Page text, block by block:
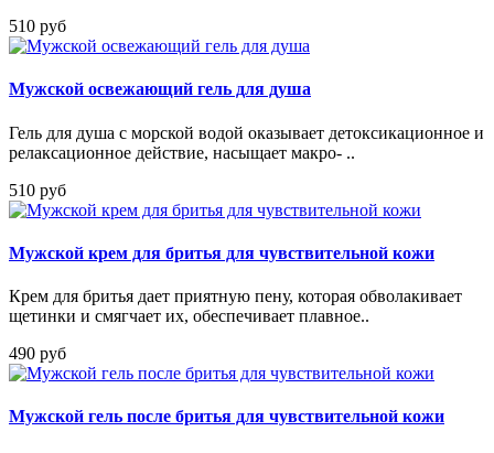
510 руб
Мужской освежающий гель для душа
Гель для душа с морской водой оказывает детоксикационное и
релаксационное действие, насыщает макро- ..
510 руб
Мужской крем для бритья для чувствительной кожи
Крем для бритья дает приятную пену, которая обволакивает
щетинки и смягчает их, обеспечивает плавное..
490 руб
Мужской гель после бритья для чувствительной кожи